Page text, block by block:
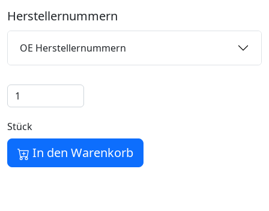
Herstellernummern
OE Herstellernummern
Stück
In den Warenkorb